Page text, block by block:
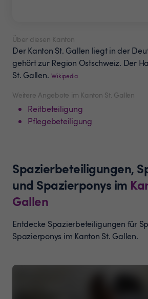
Weitere Angebote im Kanton St. Gallen
Reitbeteiligung
Pflegebeteiligung
Über diesen Kanton
Der Kanton St. Gallen liegt in der
gehört zur Region Ostschweiz. Der
St. Gallen. Wikipedia
Spazierbeteiligungen,
und Spazierponys im
Gallen
Entdecke Spazierbeteiligungen für
Spazierponys im Kanton St. Gallen.